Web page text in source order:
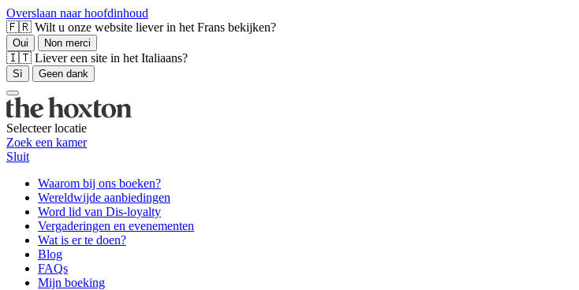
Overslaan naar hoofdinhoud
🇫🇷 Wilt u onze website liever in het Frans bekijken?
Oui Non merci
🇮🇹 Liever een site in het Italiaans?
Sì Geen dank
Selecteer locatie
Zoek een kamer
Sluit
Waarom bij ons boeken?
Wereldwijde aanbiedingen
Word lid van Dis-loyalty
Vergaderingen en evenementen
Wat is er te doen?
Blog
FAQs
Mijn boeking